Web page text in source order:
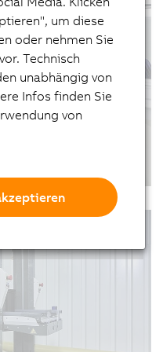
effizient
und autonome
dieselben
Implantat, das Leben
ist ein
Prozess.
Automation
um diese
oder nehmen Sie
vor. Technisch
unabhängig von
Infos finden Sie
von